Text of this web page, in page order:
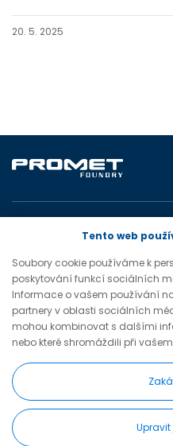
20. 5. 2025
PROMET FOUNDRY a.s.
755 01 Vsetín
Česká republika
tel.: +420 572 779 030
e-mail:
Tento web
Soubory cookie používáme k
poskytování funkcí sociálních
Informace o vašem používání
partnery v oblasti sociálních
mohou kombinovat s dalšími
nebo které shromáždili při